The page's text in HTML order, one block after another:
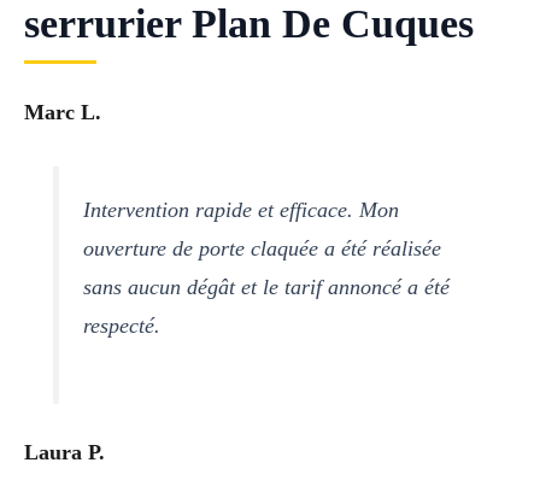
serrurier Plan De Cuques
Marc L.
Intervention rapide et efficace. Mon
ouverture de porte claquée a été réalisée
sans aucun dégât et le tarif annoncé a été
respecté.
Laura P.